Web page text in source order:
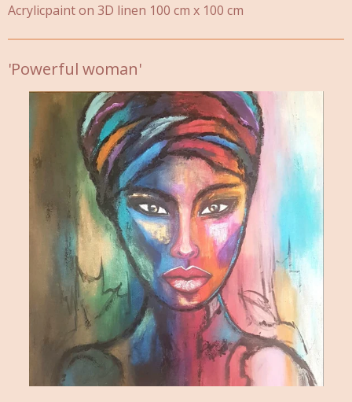
Acrylicpaint on 3D linen 100 cm x 100 cm
'Powerful woman'